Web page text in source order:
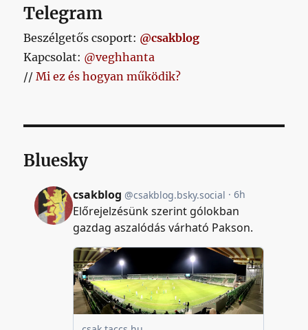
Telegram
Beszélgetős csoport: @csakblog
Kapcsolat: @veghhanta
//Mi ez és hogyan működik?
Bluesky